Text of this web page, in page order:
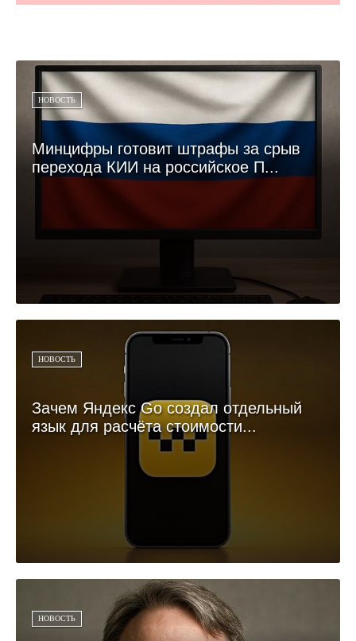
НОВОСТЬ
Минцифры готовит штрафы за срыв
перехода КИИ на российское П...
НОВОСТЬ
Зачем Яндекс Go создал отдельный
язык для расчёта стоимости...
НОВОСТЬ